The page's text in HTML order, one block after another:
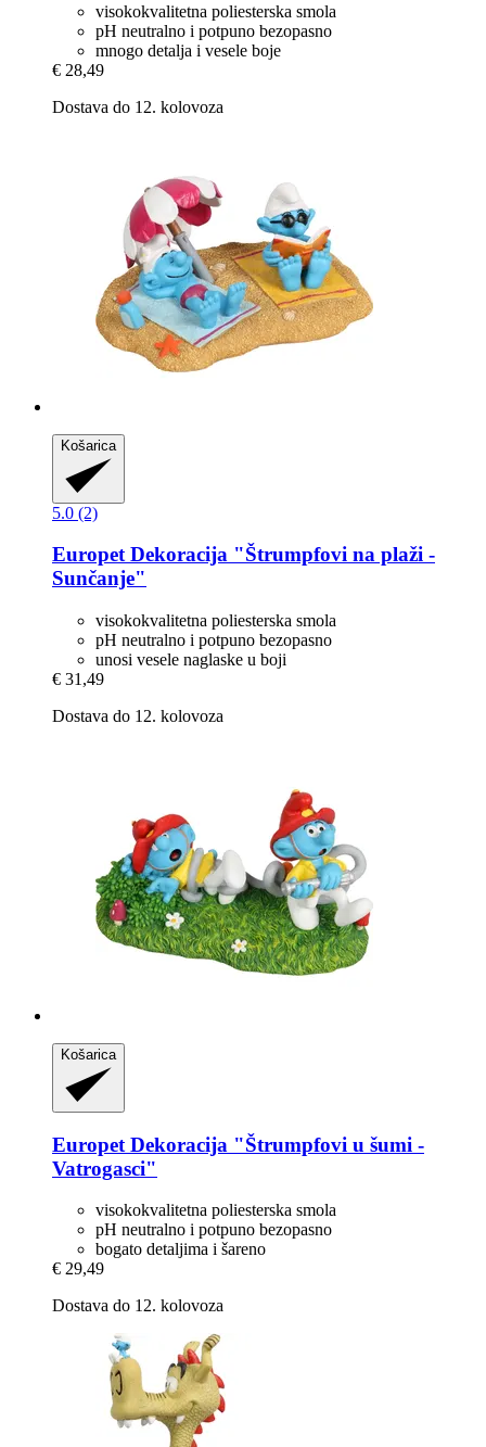
visokokvalitetna poliesterska smola
pH neutralno i potpuno bezopasno
mnogo detalja i vesele boje
€ 28,49
Dostava do 12. kolovoza
Košarica
5.0 (2)
EuropetDekoracija "Štrumpfovi na plaži -​
Sunčanje"
visokokvalitetna poliesterska smola
pH neutralno i potpuno bezopasno
unosi vesele naglaske u boji
€ 31,49
Dostava do 12. kolovoza
Košarica
Europet Dekoracija "Štrumpfovi u šumi -​
Vatrogasci"
visokokvalitetna poliesterska smola
pH neutralno i potpuno bezopasno
bogato detaljima i šareno
€ 29,49
Dostava do 12. kolovoza